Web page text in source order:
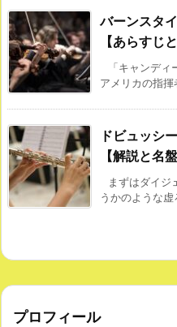
バーンスタ
【あらすじ
「キャンデ
アメリカの指
ドビュッシ
【解説と名盤
まずはダイジ
うかのような
プロフィール